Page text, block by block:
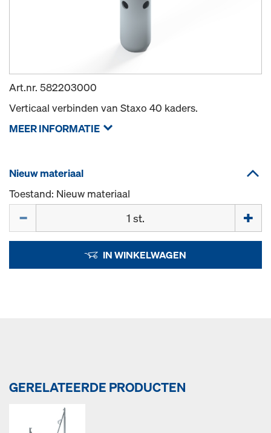
Art.nr. 582203000
Verticaal verbinden van Staxo 40 kaders.
MEER INFORMATIE
Nieuw materiaal
Toestand: Nieuw materiaal
IN WINKELWAGEN
GERELATEERDE PRODUCTEN